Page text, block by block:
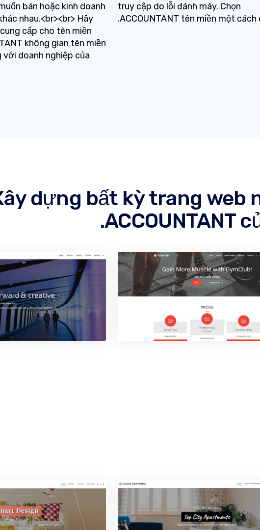
bán hoặc kinh doanh
nhau.<br><br> Hãy
cấp cho tên miền
không gian tên miền
doanh nghiệp của
truy cập do lỗi đánh máy. Chọn
.ACCOUNTANT tên miền một cách
dựng bất kỳ trang web
.ACCOUNTANT